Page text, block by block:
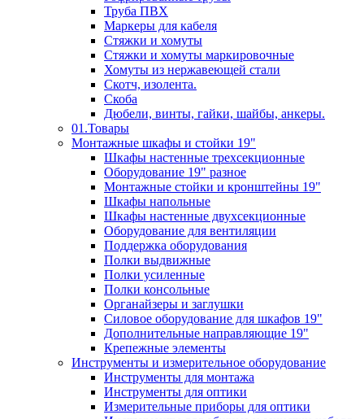
Труба ПВХ
Маркеры для кабеля
Стяжки и хомуты
Стяжки и хомуты маркировочные
Хомуты из нержавеющей стали
Скотч, изолента.
Скоба
Дюбели, винты, гайки, шайбы, анкеры.
01.Товары
Монтажные шкафы и стойки 19"
Шкафы настенные трехсекционные
Оборудование 19" разное
Монтажные стойки и кронштейны 19"
Шкафы напольные
Шкафы настенные двухсекционные
Оборудование для вентиляции
Поддержка оборудования
Полки выдвижные
Полки усиленные
Полки консольные
Органайзеры и заглушки
Силовое оборудование для шкафов 19"
Дополнительные направляющие 19"
Крепежные элементы
Инструменты и измерительное оборудование
Инструменты для монтажа
Инструменты для оптики
Измерительные приборы для оптики